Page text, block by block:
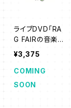
ライブDVD「RA
G FAIRの音楽室
その6」25%オフ
SALE
¥3,375
COMING
SOON